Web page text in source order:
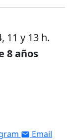
11 y 13 h.
8 años
Email